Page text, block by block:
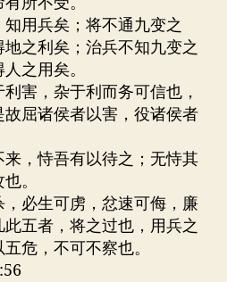
用兵矣；将不通九变之
之利矣；治兵不知九变之
之用矣。
害，杂于利而务可信也，
屈诸侯者以害，役诸侯者
，恃吾有以待之；无恃其
。
必生可虏，忿速可侮，廉
五者，将之过也，用兵之
危，不可不察也。